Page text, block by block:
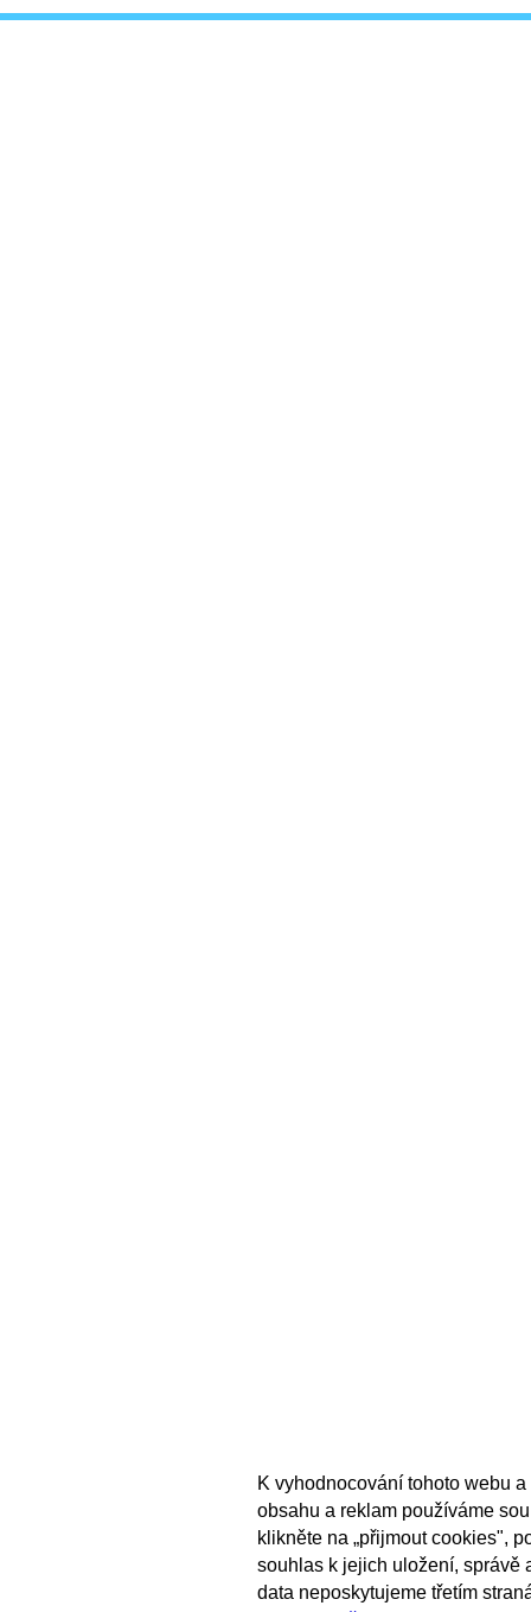
K vyhodnocování tohoto webu
obsahu a reklam používáme
klikněte na „přijmout cookies",
souhlas k jejich uložení, správě
data neposkytujeme třetím